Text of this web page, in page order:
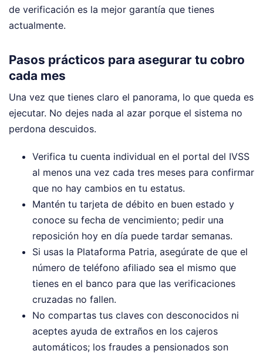
de verificación es la mejor garantía que tienes
actualmente.
Pasos prácticos para asegurar tu cobro
cada mes
Una vez que tienes claro el panorama, lo que queda es
ejecutar. No dejes nada al azar porque el sistema no
perdona descuidos.
Verifica tu cuenta individual en el portal del IVSS
al menos una vez cada tres meses para confirmar
que no hay cambios en tu estatus.
Mantén tu tarjeta de débito en buen estado y
conoce su fecha de vencimiento; pedir una
reposición hoy en día puede tardar semanas.
Si usas la Plataforma Patria, asegúrate de que el
número de teléfono afiliado sea el mismo que
tienes en el banco para que las verificaciones
cruzadas no fallen.
No compartas tus claves con desconocidos ni
aceptes ayuda de extraños en los cajeros
automáticos; los fraudes a pensionados son